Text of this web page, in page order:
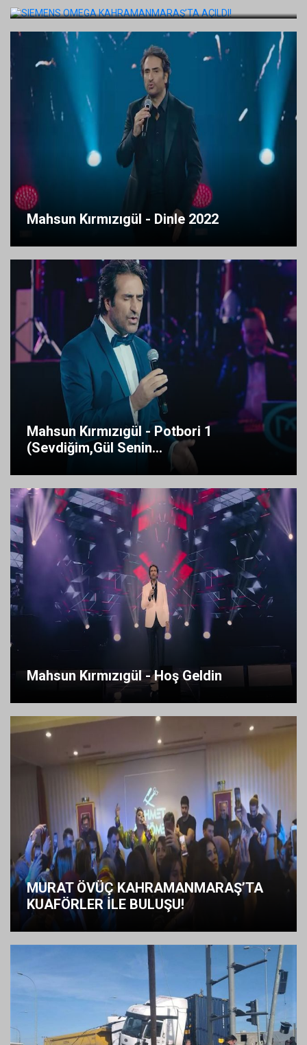
Mahsun Kırmızıgül - Dinle 2022
Mahsun Kırmızıgül - Potbori 1
(Sevdiğim,Gül Senin...
Mahsun Kırmızıgül - Hoş Geldin
MURAT ÖVÜÇ KAHRAMANMARAŞ’TA
KUAFÖRLER İLE BULUŞU!